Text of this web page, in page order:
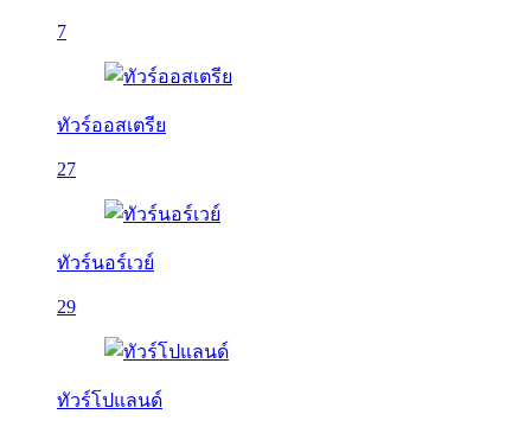
7
ทัวร์ออสเตรีย
27
ทัวร์นอร์เวย์
29
ทัวร์โปแลนด์